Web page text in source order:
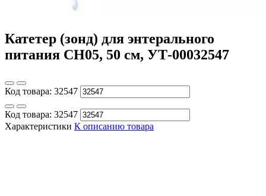
Катетер (зонд) для энтерального
питания СН05, 50 см, УТ-00032547
Код товара: 32547
Код товара: 32547
Характеристики К описанию товара